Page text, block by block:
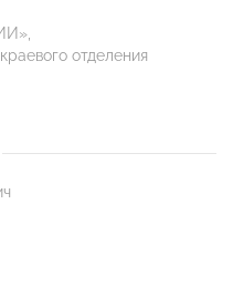
отделения